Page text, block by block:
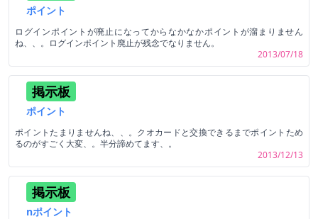
ポイント
ログインポイントが廃止になってからなかなかポイントが溜まりません
ね、、。ログインポイント廃止が残念でなりません。
2013/07/18
掲示板
ポイント
ポイントたまりませんね、、。クオカードと交換できるまでポイントため
るのがすごく大変、。半分諦めてます、。
2013/12/13
掲示板
nポイント